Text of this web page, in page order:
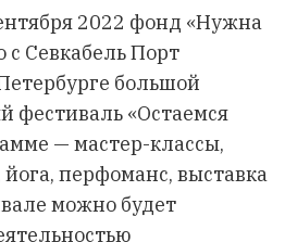
2022 фонд «Нужна
с Севкабель Порт
большой
фестиваль «Остаемся
— мастер-классы,
перфоманс, выставка
можно будет